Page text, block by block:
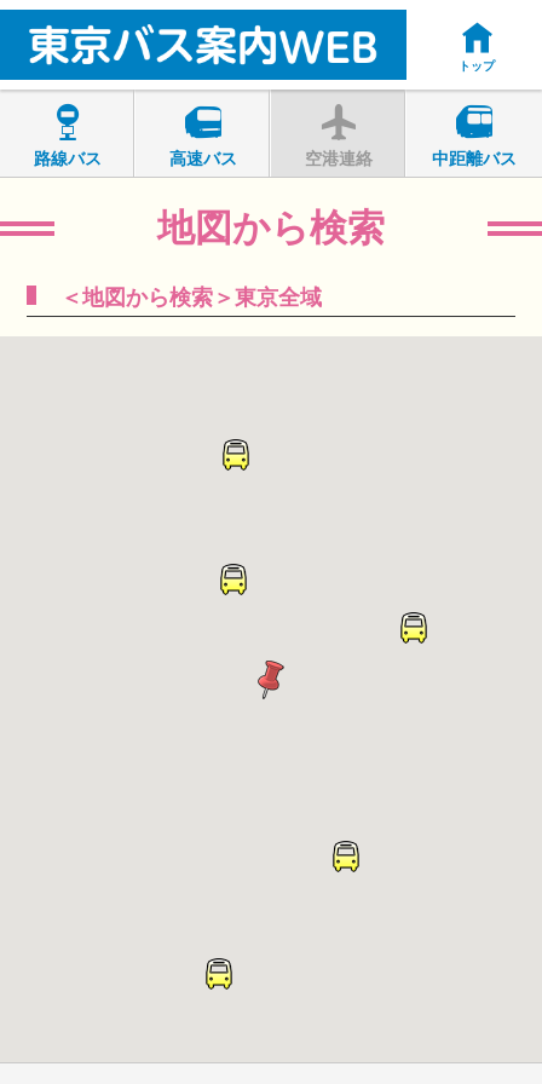
トップ
路線バス 高速バス 空港連絡 中距離バス
地図から検索
＜地図から検索＞東京全域